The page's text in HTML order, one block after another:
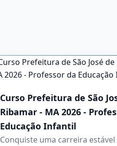
Curso Prefeitura de São
Ribamar - MA 2026 -
Educação Infantil
Conquiste uma carreira